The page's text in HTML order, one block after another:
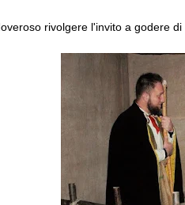
rivolgere l'invito a godere di